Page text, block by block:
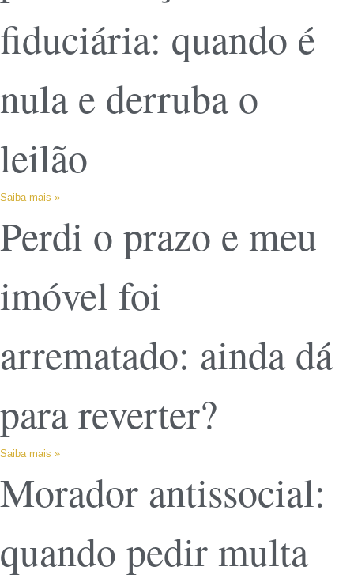
fiduciária: quando é
nula e derruba o
leilão
Saiba mais »
Perdi o prazo e meu
imóvel foi
arrematado: ainda dá
para reverter?
Saiba mais »
Morador antissocial:
quando pedir multa